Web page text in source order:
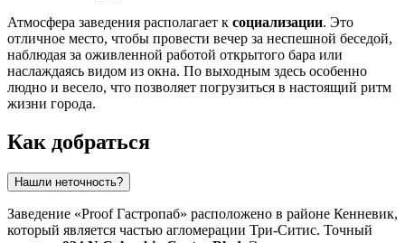
Атмосфера заведения располагает к социализации. Это
отличное место, чтобы провести вечер за неспешной беседой,
наблюдая за оживленной работой открытого бара или
наслаждаясь видом из окна. По выходным здесь особенно
людно и весело, что позволяет погрузиться в настоящий ритм
жизни города.
Как добраться
Нашли неточность?
Заведение «Proof Гастропаб» расположено в районе Кенневик,
который является частью агломерации Три-Ситис. Точный